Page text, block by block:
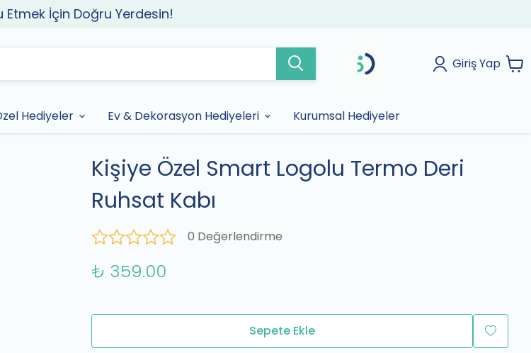
Etmek İçin Doğru Yerdesin!
Giriş Yap
Hediyeler Ev & Dekorasyon Hediyeleri Kurumsal Hediyeler
Kişiye Özel Smart Logolu Termo Deri
Ruhsat Kabı
0 Değerlendirme
₺ 359.00
Sepete Ekle